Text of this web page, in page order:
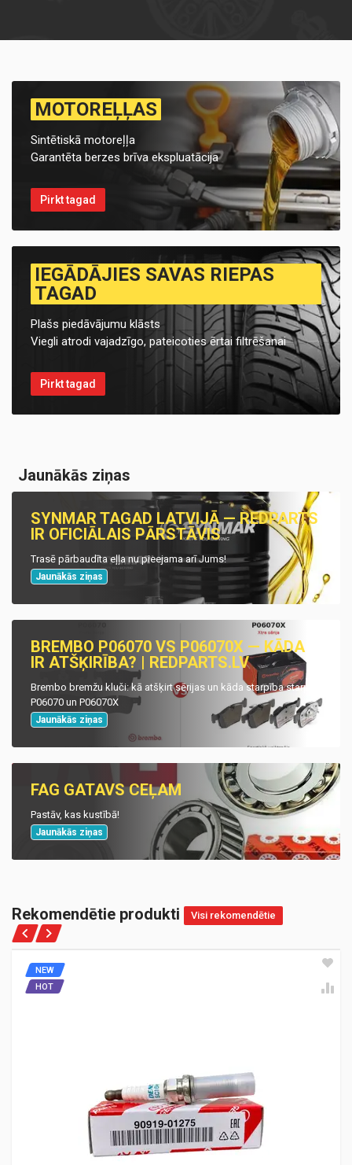
MOTOREĻĻAS
Sintētiskā motoreļļa
Garantēta berzes brīva ekspluatācija
Pirkt tagad
IEGĀDĀJIES SAVAS RIEPAS
TAGAD
Plašs piedāvājumu klāsts
Viegli atrodi vajadzīgo, pateicoties ērtai filtrēšanai
Pirkt tagad
Jaunākās ziņas
SYNMAR TAGAD LATVIJĀ — REDPARTS
IR OFICIĀLAIS PĀRSTĀVIS
Trasē pārbaudīta eļļa nu pieejama arī Jums!
Jaunākās ziņas
BREMBO P06070 VS P06070X — KĀDA
IR ATŠĶIRĪBA? | REDPARTS.LV
Brembo bremžu kluči: kā atšķirt sērijas un kāda starpība starp
P06070 un P06070X
Jaunākās ziņas
FAG GATAVS CEĻAM
Pastāv, kas kustībā!
Jaunākās ziņas
Rekomendētie produkti Visi rekomendētie
NEW
HOT